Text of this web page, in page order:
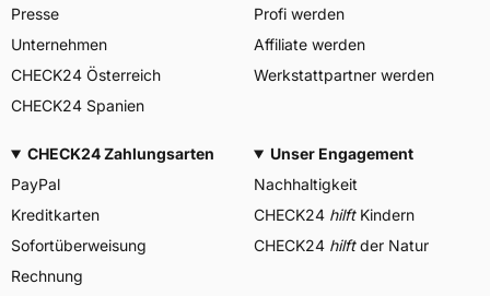
Presse
Unternehmen
CHECK24 Österreich
CHECK24 Spanien
Profi werden
Affiliate werden
Werkstattpartner werden
CHECK24 Zahlungsarten
PayPal
Kreditkarten
Sofortüberweisung
Rechnung
Unser Engagement
Nachhaltigkeit
CHECK24 hilftKindern
CHECK24 hilftder Natur